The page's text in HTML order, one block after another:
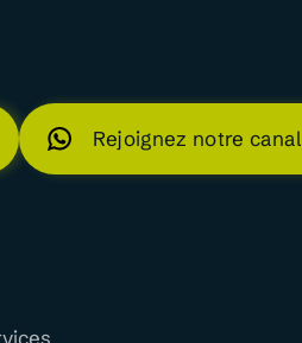
Rejoignez notre